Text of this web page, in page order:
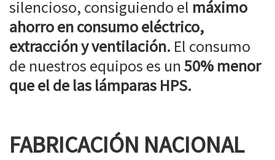
silencioso, consiguiendo el máximo
ahorro en consumo eléctrico,
extracción y ventilación. El consumo
de nuestros equipos es un50% menor
que el de las lámparas HPS.
FABRICACIÓN NACIONAL